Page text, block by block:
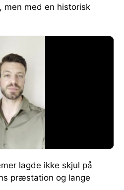
men med en historisk
lagde ikke skjul på
præstation og lange